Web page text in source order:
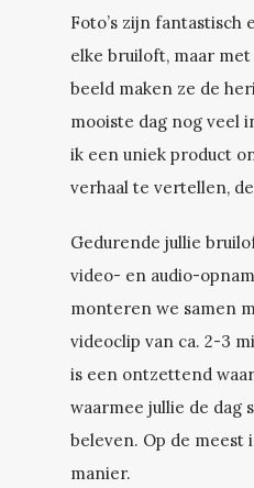
Foto’s zijn fantastisch
elke bruiloft, maar
beeld maken ze de
mooiste dag nog veel
ik een uniek product
verhaal te vertellen,
Gedurende jullie
video- en audio-
monteren we samen
videoclip van ca. 2-3
is een ontzettend
waarmee jullie de dag
beleven. Op de meest
manier.